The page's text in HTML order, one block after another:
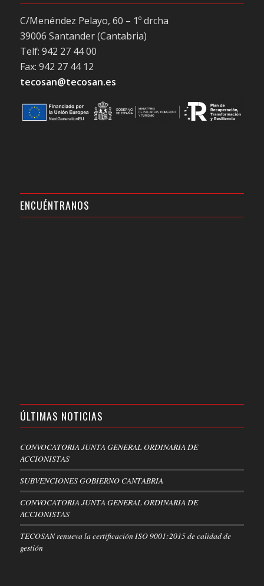
C/Menéndez Pelayo, 60 – 1º drcha
39006 Santander (Cantabria)
Telf: 942 27 44 00
Fax: 942 27 44 12
tecosan@tecosan.es
ENCUÉNTRANOS
ÚLTIMAS NOTICIAS
CONVOCATORIA JUNTA GENERAL ORDINARIA DE
ACCIONISTAS
SUBVENCIONES GOBIERNO CANTABRIA
CONVOCATORIA JUNTA GENERAL ORDINARIA DE
ACCIONISTAS
TECOSAN renueva la certificación ISO 9001:2015 de calidad de
gestión